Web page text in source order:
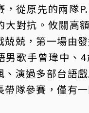
，從原先的兩隊
大對抗。攸關高
兢兢，第一場由
男歌手曾瑋中、
、演過多部台語
帶隊參賽，僅有